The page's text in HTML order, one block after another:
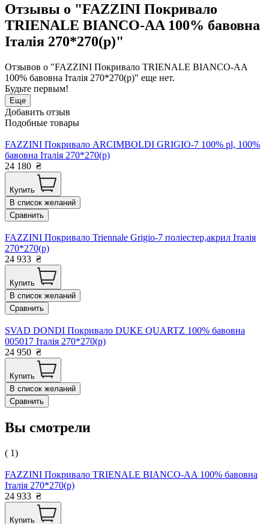
Отзывы о "FAZZINI Покривало
TRIENALE BIANCO-AA 100% бавовна
Італія 270*270(р)"
Отзывов о "FAZZINI Покривало TRIENALE BIANCO-AA
100% бавовна Італія 270*270(р)" еще нет.
Будьте первым!
Еще
Добавить отзыв
Подобные товары
FAZZINI Покривало ARCIMBOLDI GRIGIO-7 100% pl, 100%
бавовна Італія 270*270(р)
24 180 ₴
Купить
В список желаний
Сравнить
FAZZINI Покривало Triennale Grigio-7 поліестер,акрил Італія
270*270(р)
24 933 ₴
Купить
В список желаний
Сравнить
SVAD DONDI Покривало DUKE QUARTZ 100% бавовна
005017 Італія 270*270(р)
24 950 ₴
Купить
В список желаний
Сравнить
Вы смотрели
( 1)
FAZZINI Покривало TRIENALE BIANCO-AA 100% бавовна
Італія 270*270(р)
24 933 ₴
Купить